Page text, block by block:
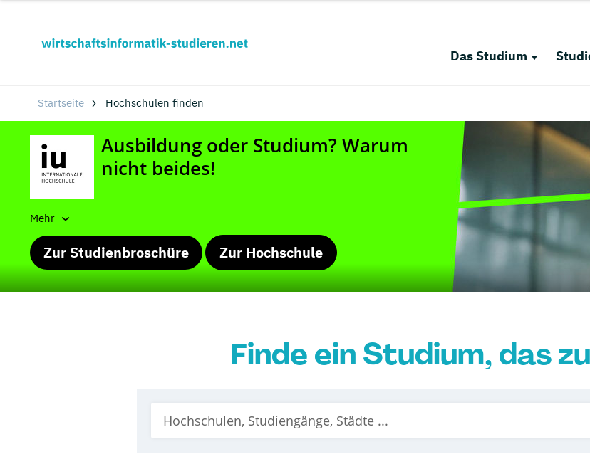
Das Studium
Startseite Hochschulen finden
Mehr
Zur Studienbroschüre Zur Hochschule
Finde ein Studium, das